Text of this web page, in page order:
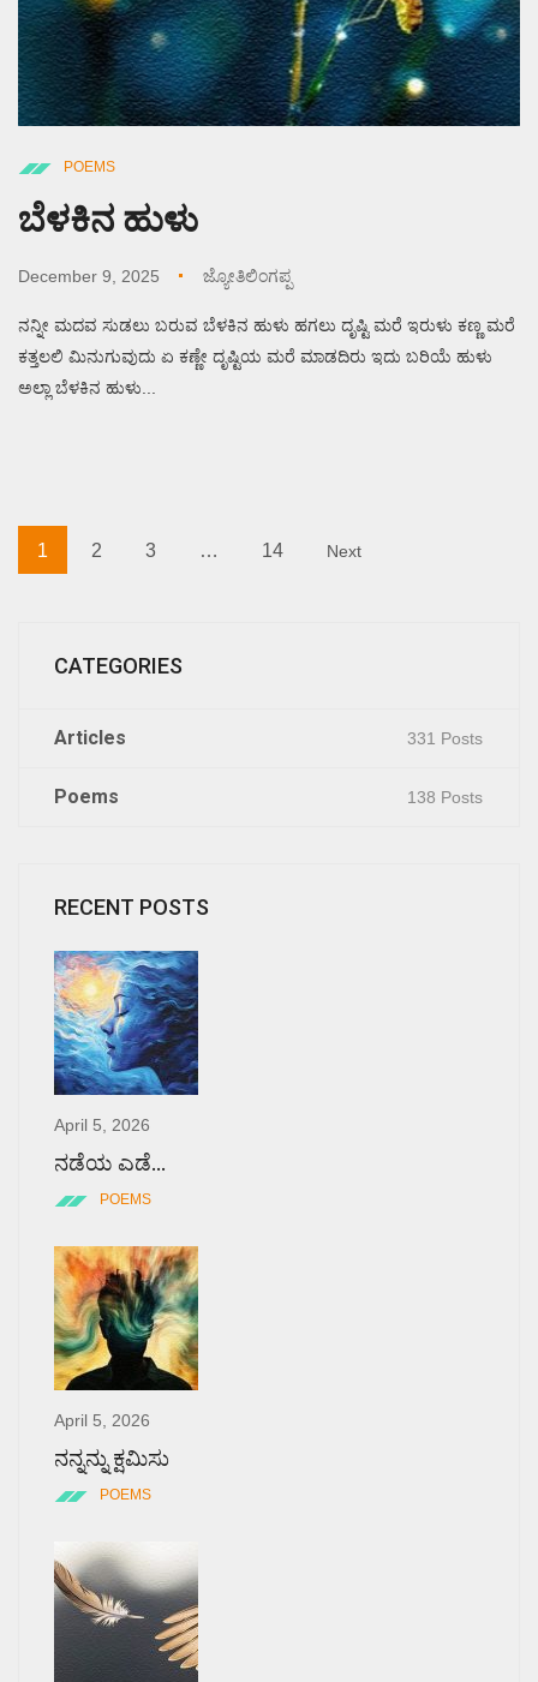
POEMS
ಬೆಳಕಿನ ಹುಳು
December 9, 2025 ಜ್ಯೋತಿಲಿಂಗಪ್ಪ
ನನ್ನೀ ಮದವ ಸುಡಲು ಬರುವ ಬೆಳಕಿನ ಹುಳು ಹಗಲು ದೃಷ್ಟಿ ಮರೆ ಇರುಳು ಕಣ್ಣ ಮರೆ
ಕತ್ತಲಲಿ ಮಿನುಗುವುದು ಏ ಕಣ್ಣೇ ದೃಷ್ಟಿಯ ಮರೆ ಮಾಡದಿರು ಇದು ಬರಿಯೆ ಹುಳು
ಅಲ್ಲಾ ಬೆಳಕಿನ ಹುಳು...
1 2 3 … 14 Next
CATEGORIES
Articles 331 Posts
Poems 138 Posts
RECENT POSTS
April 5, 2026
ನಡೆಯ ಎಡೆ…
POEMS
April 5, 2026
ನನ್ನನ್ನು ಕ್ಷಮಿಸು
POEMS